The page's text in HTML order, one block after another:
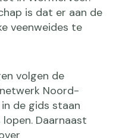
is dat er aan de
veenweides te
volgen de
Noord-
de gids staan
Daarnaast